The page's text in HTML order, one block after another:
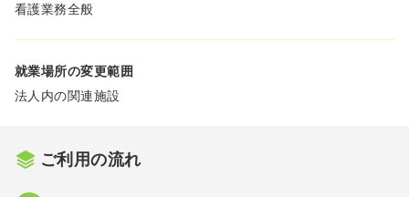
看護業務全般
就業場所の変更範囲
法人内の関連施設
ご利用の流れ